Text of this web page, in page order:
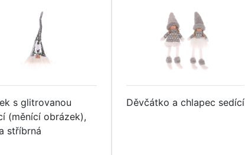
s glitrovanou
(měnící obrázek),
stříbrná
Děvčátko a chlapec sedící